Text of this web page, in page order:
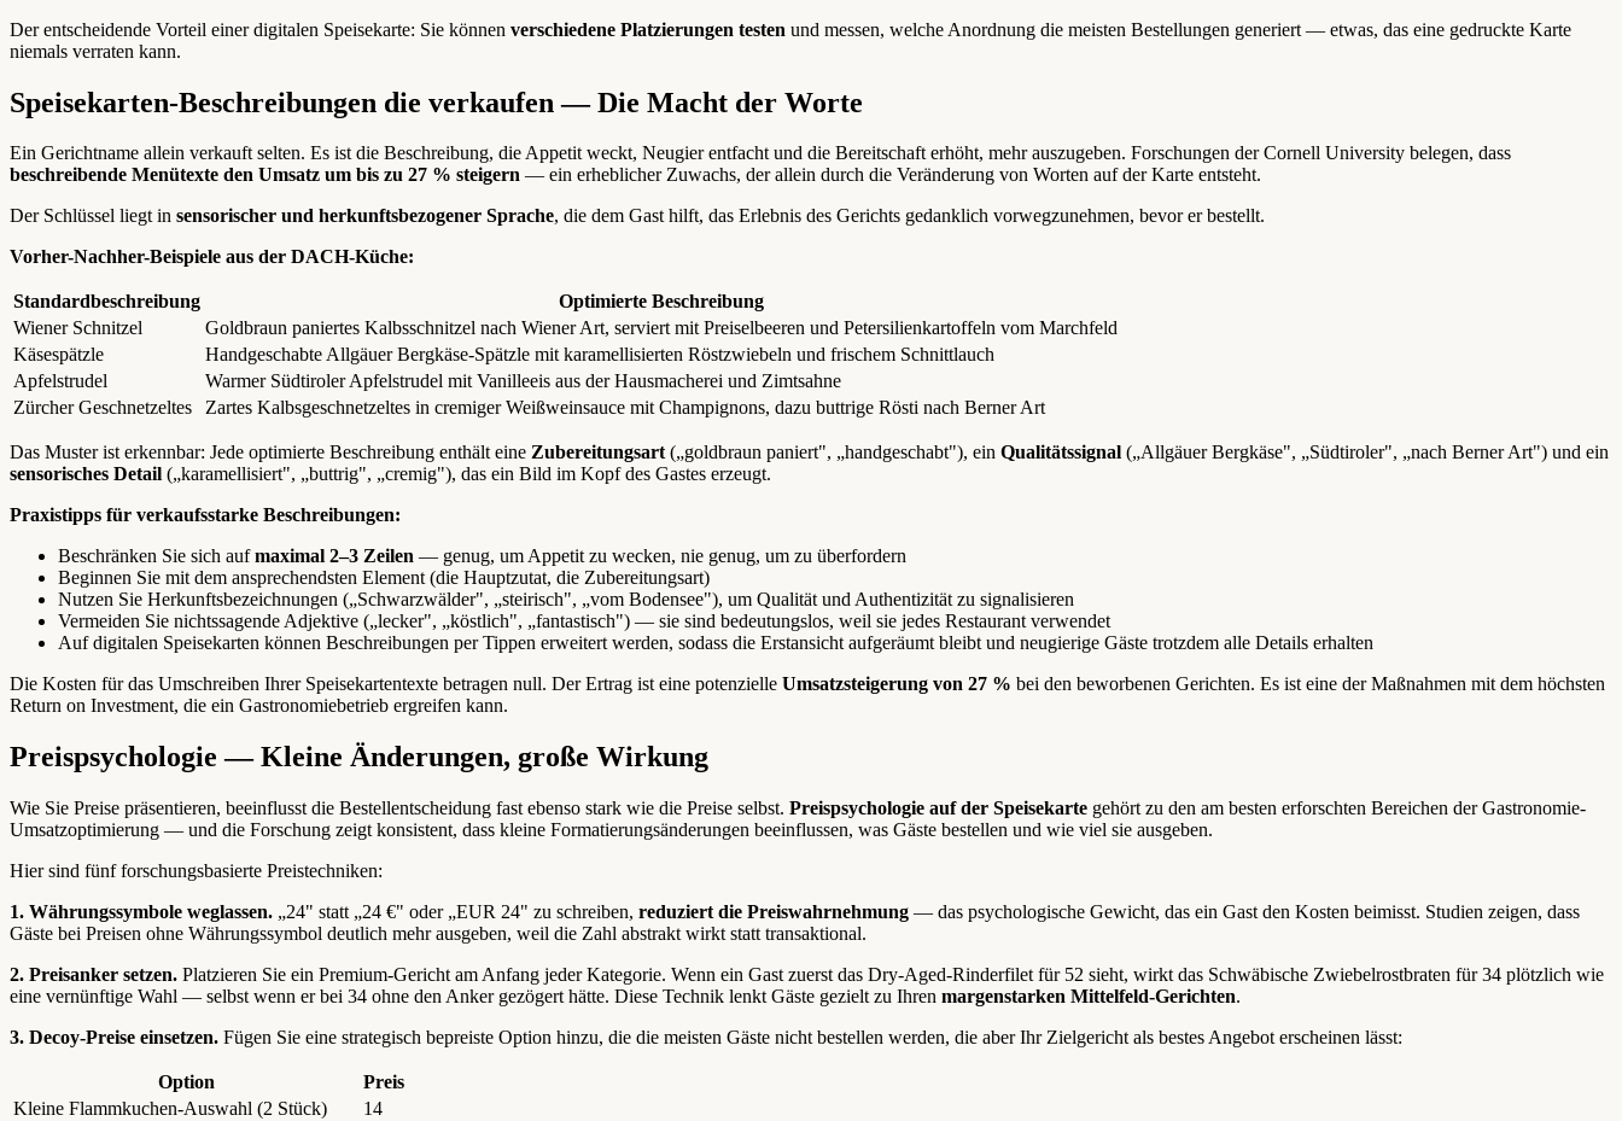
Der entscheidende Vorteil einer digitalen Speisekarte: Sie können verschiedene Platzierungen testen und messen, welche Anordnung die meisten Bestellungen generiert — etwas, das eine gedruckte Karte
niemals verraten kann.
Speisekarten-Beschreibungen die verkaufen — Die Macht der Worte
Ein Gerichtname allein verkauft selten. Es ist die Beschreibung, die Appetit weckt, Neugier entfacht und die Bereitschaft erhöht, mehr auszugeben. Forschungen der Cornell University belegen, dass
beschreibende Menütexte den Umsatz um bis zu 27 % steigern — ein erheblicher Zuwachs, der allein durch die Veränderung von Worten auf der Karte entsteht.
Der Schlüssel liegt in sensorischer und herkunftsbezogener Sprache, die dem Gast hilft, das Erlebnis des Gerichts gedanklich vorwegzunehmen, bevor er bestellt.
Vorher-Nachher-Beispiele aus der DACH-Küche:
Standardbeschreibung
Optimierte Beschreibung
Wiener Schnitzel
Goldbraun paniertes Kalbsschnitzel nach Wiener Art, serviert mit Preiselbeeren und Petersilienkartoffeln vom Marchfeld
Käsespätzle
Handgeschabte Allgäuer Bergkäse-Spätzle mit karamellisierten Röstzwiebeln und frischem Schnittlauch
Apfelstrudel
Warmer Südtiroler Apfelstrudel mit Vanilleeis aus der Hausmacherei und Zimtsahne
Zürcher Geschnetzeltes
Zartes Kalbsgeschnetzeltes in cremiger Weißweinsauce mit Champignons, dazu buttrige Rösti nach Berner Art
Das Muster ist erkennbar: Jede optimierte Beschreibung enthält eine Zubereitungsart(„goldbraun paniert", „handgeschabt"), ein Qualitätssignal („Allgäuer Bergkäse", „Südtiroler", „nach Berner Art") und ein
sensorisches Detail („karamellisiert", „buttrig", „cremig"), das ein Bild im Kopf des Gastes erzeugt.
Praxistipps für verkaufsstarke Beschreibungen:
Beschränken Sie sich aufmaximal 2–3 Zeilen — genug, um Appetit zu wecken, nie genug, um zu überfordern
Beginnen Sie mit dem ansprechendsten Element (die Hauptzutat, die Zubereitungsart)
Nutzen Sie Herkunftsbezeichnungen („Schwarzwälder", „steirisch", „vom Bodensee"), um Qualität und Authentizität zu signalisieren
Vermeiden Sie nichtssagende Adjektive („lecker", „köstlich", „fantastisch") — sie sind bedeutungslos, weil sie jedes Restaurant verwendet
Auf digitalen Speisekarten können Beschreibungen per Tippen erweitert werden, sodass die Erstansicht aufgeräumt bleibt und neugierige Gäste trotzdem alle Details erhalten
Die Kosten für das Umschreiben Ihrer Speisekartentexte betragen null. Der Ertrag ist eine potenzielle Umsatzsteigerung von 27 % bei den beworbenen Gerichten. Es ist eine der Maßnahmen mit dem höchsten
Return on Investment, die ein Gastronomiebetrieb ergreifen kann.
Preispsychologie — Kleine Änderungen, große Wirkung
Wie Sie Preise präsentieren, beeinflusst die Bestellentscheidung fast ebenso stark wie die Preise selbst. Preispsychologie auf der Speisekarte gehört zu den am besten erforschten Bereichen der Gastronomie-
Umsatzoptimierung — und die Forschung zeigt konsistent, dass kleine Formatierungsänderungen beeinflussen, was Gäste bestellen und wie viel sie ausgeben.
Hier sind fünf forschungsbasierte Preistechniken:
1. Währungssymbole weglassen. „24" statt „24 €" oder „EUR 24" zu schreiben, reduziert die Preiswahrnehmung — das psychologische Gewicht, das ein Gast den Kosten beimisst. Studien zeigen, dass
Gäste bei Preisen ohne Währungssymbol deutlich mehr ausgeben, weil die Zahl abstrakt wirkt statt transaktional.
2. Preisanker setzen. Platzieren Sie ein Premium-Gericht am Anfang jeder Kategorie. Wenn ein Gast zuerst das Dry-Aged-Rinderfilet für 52 sieht, wirkt das Schwäbische Zwiebelrostbraten für 34 plötzlich wie
eine vernünftige Wahl — selbst wenn er bei 34 ohne den Anker gezögert hätte. Diese Technik lenkt Gäste gezielt zu Ihren margenstarken Mittelfeld-Gerichten.
3. Decoy-Preise einsetzen. Fügen Sie eine strategisch bepreiste Option hinzu, die die meisten Gäste nicht bestellen werden, die aber Ihr Zielgericht als bestes Angebot erscheinen lässt:
Option
Preis
Kleine Flammkuchen-Auswahl (2 Stück)
14